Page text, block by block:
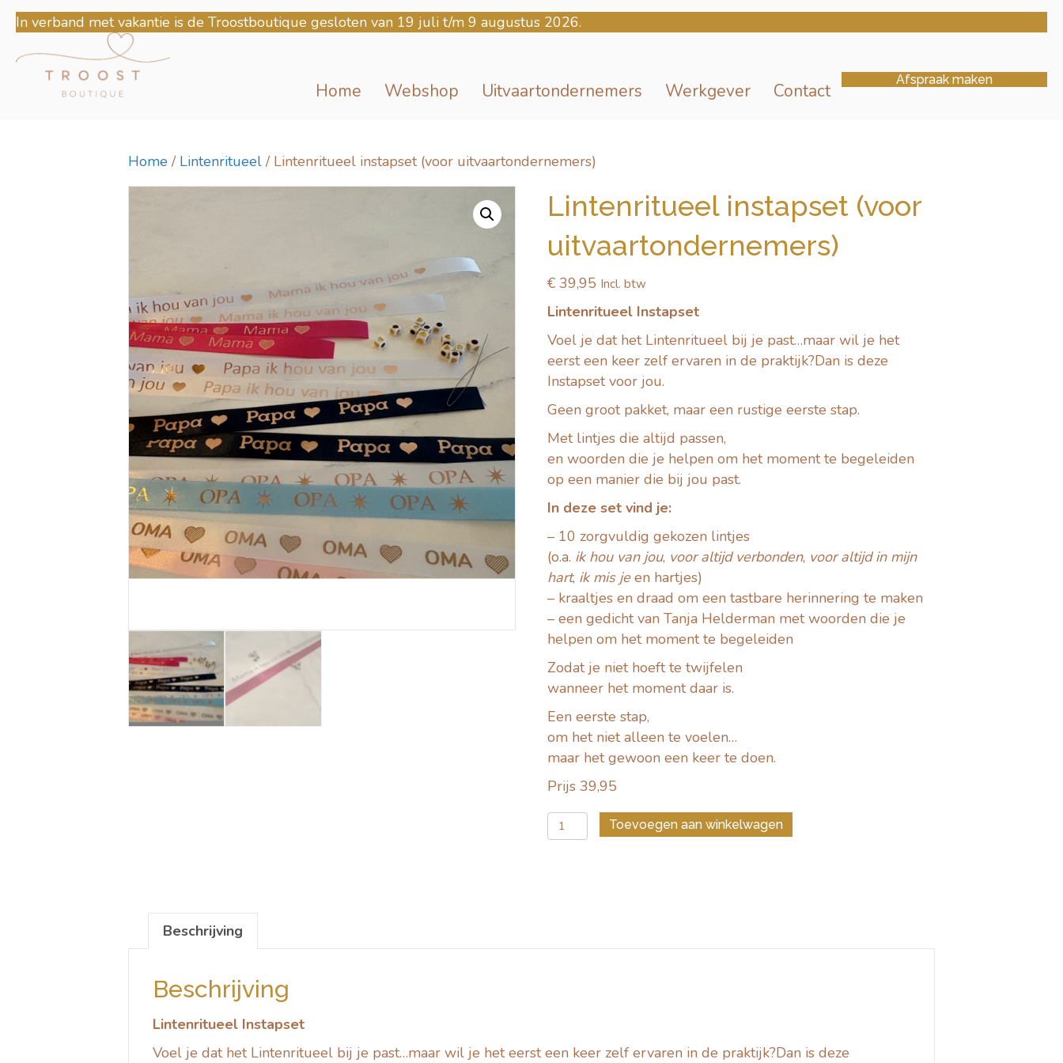
In verband met vakantie is de Troostboutique gesloten van 19 juli t/m 9 augustus 2026.
Home Webshop Uitvaartondernemers Werkgever Contact
Afspraak maken
Home / Lintenritueel / Lintenritueel instapset (voor uitvaartondernemers)
Lintenritueel instapset (voor
uitvaartondernemers)
€ 39,95 Incl. btw
Lintenritueel Instapset
Voel je dat het Lintenritueel bij je past…maar wil je het
eerst een keer zelf ervaren in de praktijk?Dan is deze
Instapset voor jou.
Geen groot pakket, maar een rustige eerste stap.
Met lintjes die altijd passen,
en woorden die je helpen om het moment te begeleiden
op een manier die bij jou past.
In deze set vind je:
– 10 zorgvuldig gekozen lintjes
(o.a. ik hou van jou, voor altijd verbonden, voor altijd in mijn
hart, ik mis jeen hartjes)
– kraaltjes en draad om een tastbare herinnering te maken
– een gedicht van Tanja Helderman met woorden die je
helpen om het moment te begeleiden
Zodat je niet hoeft te twijfelen
wanneer het moment daar is.
Een eerste stap,
om het niet alleen te voelen…
maar het gewoon een keer te doen.
Prijs 39,95
Lintenritueel
instapset
Toevoegen aan winkelwagen
Beschrijving
Beschrijving
Lintenritueel Instapset
Voel je dat het Lintenritueel bij je past…maar wil je het eerst een keer zelf ervaren in de praktijk?Dan is deze